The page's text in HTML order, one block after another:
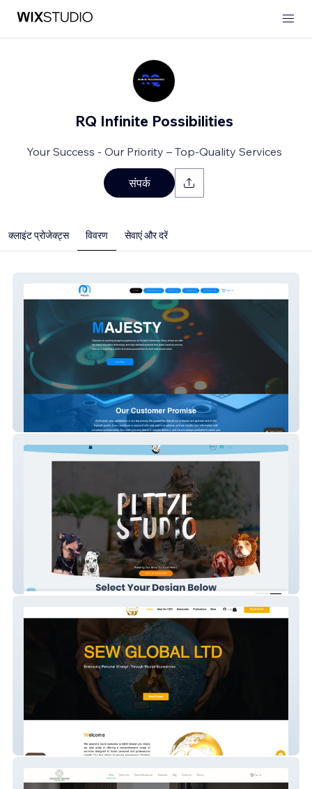
RQ Infinite Possibilities
Your Success - Our Priority – Top-Quality Services
संपर्क
क्लाइंट प्रोजेक्ट्स विवरण सेवाएं और दरें